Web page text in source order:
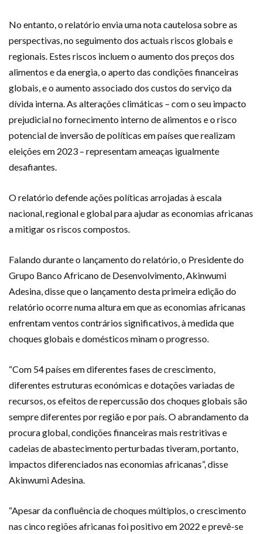
No entanto, o relatório envia uma nota cautelosa sobre as
perspectivas, no seguimento dos actuais riscos globais e
regionais. Estes riscos incluem o aumento dos preços dos
alimentos e da energia, o aperto das condições financeiras
globais, e o aumento associado dos custos do serviço da
dívida interna. As alterações climáticas – com o seu impacto
prejudicial no fornecimento interno de alimentos e o risco
potencial de inversão de políticas em países que realizam
eleições em 2023 – representam ameaças igualmente
desafiantes.
O relatório defende ações políticas arrojadas à escala
nacional, regional e global para ajudar as economias africanas
a mitigar os riscos compostos.
Falando durante o lançamento do relatório, o Presidente do
Grupo Banco Africano de Desenvolvimento, Akinwumi
Adesina, disse que o lançamento desta primeira edição do
relatório ocorre numa altura em que as economias africanas
enfrentam ventos contrários significativos, à medida que
choques globais e domésticos minam o progresso.
“Com 54 países em diferentes fases de crescimento,
diferentes estruturas económicas e dotações variadas de
recursos, os efeitos de repercussão dos choques globais são
sempre diferentes por região e por país. O abrandamento da
procura global, condições financeiras mais restritivas e
cadeias de abastecimento perturbadas tiveram, portanto,
impactos diferenciados nas economias africanas”, disse
Akinwumi Adesina.
“Apesar da confluência de choques múltiplos, o crescimento
nas cinco regiões africanas foi positivo em 2022 e prevê-se